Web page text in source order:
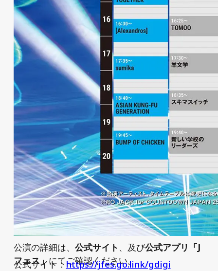
公演の詳細は、 公式サイト 、及び公式アプリ「J
フェス」にてご確認ください。
公式サイト： https://jfes.go.link/gdigi